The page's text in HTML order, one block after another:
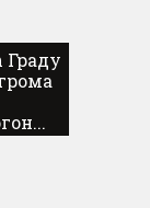
Граду